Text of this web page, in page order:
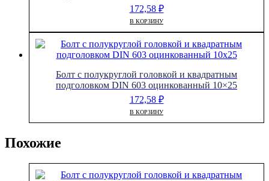
172,58 ₽
В КОРЗИНУ
Болт с полукруглой головкой и квадратным
подголовком DIN 603 оцинкованный 10×25
172,58 ₽
В КОРЗИНУ
Похожие